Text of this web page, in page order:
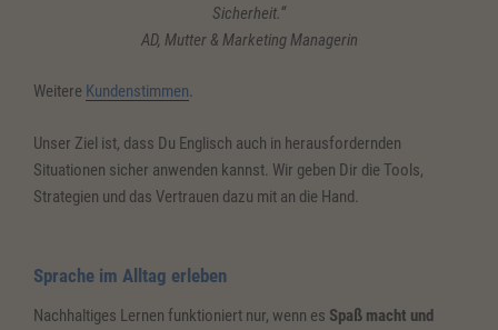
Sicherheit.“
AD, Mutter & Marketing Managerin
Weitere Kundenstimmen.
Unser Ziel ist, dass Du Englisch auch in herausfordernden
Situationen sicher anwenden kannst. Wir geben Dir die Tools,
Strategien und das Vertrauen dazu mit an die Hand.
Sprache im Alltag erleben
Nachhaltiges Lernen funktioniert nur, wenn es Spaß macht und